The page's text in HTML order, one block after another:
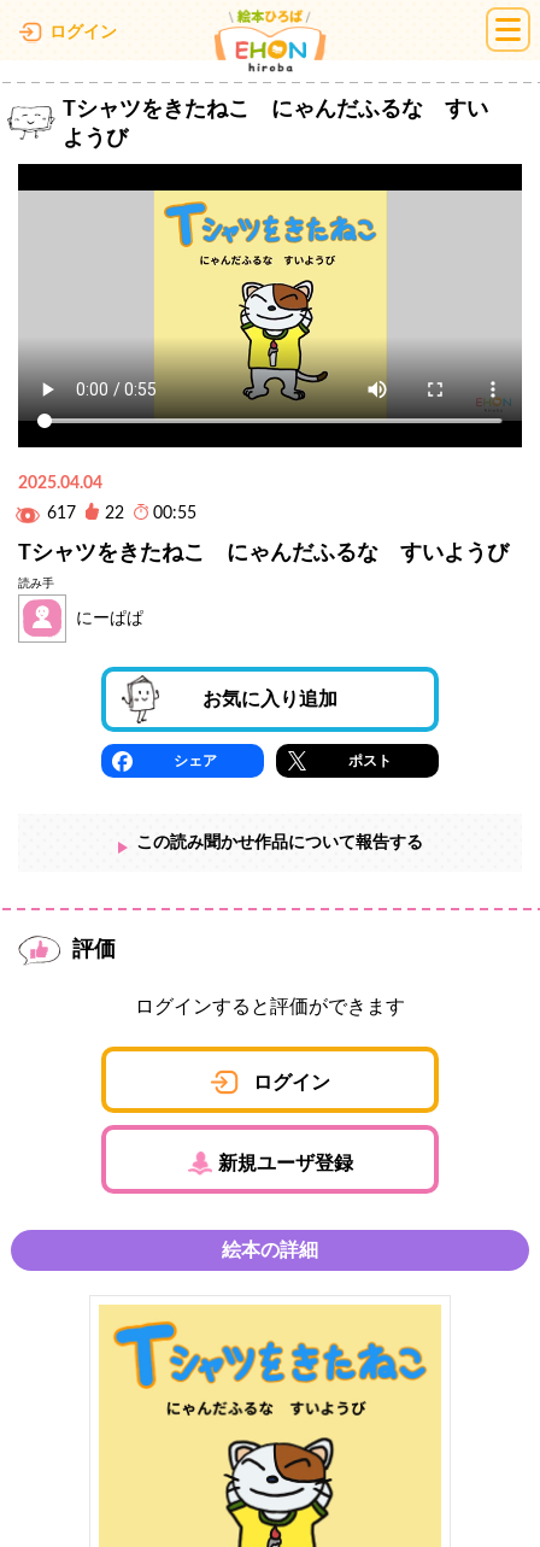
ログイン 絵本ひろば
Tシャツをきたねこ にゃんだふるな すい
ようび
2025.04.04
617
22 00:55
Tシャツをきたねこ にゃんだふるな すいようび
読み手
にーぱぱ
お気に入り追加
シェア ポスト
この読み聞かせ作品について報告する
評価
ログインすると評価ができます
ログイン
新規ユーザ登録
絵本の詳細